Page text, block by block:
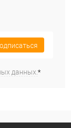
данных.*